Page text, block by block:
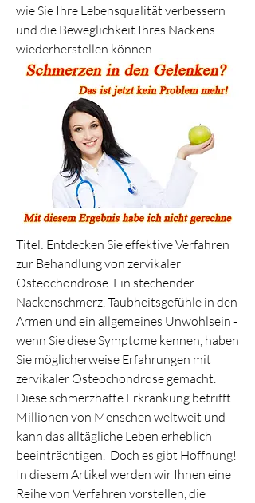
wie Sie Ihre Lebensqualität verbessern
und die Beweglichkeit Ihres Nackens
wiederherstellen können.
Titel: Entdecken Sie effektive Verfahren
zur Behandlung von zervikaler
Osteochondrose  Ein stechender
Nackenschmerz, Taubheitsgefühle in den
Armen und ein allgemeines Unwohlsein -
wenn Sie diese Symptome kennen, haben
Sie möglicherweise Erfahrungen mit
zervikaler Osteochondrose gemacht.
Diese schmerzhafte Erkrankung betrifft
Millionen von Menschen weltweit und
kann das alltägliche Leben erheblich
beeinträchtigen.  Doch es gibt Hoffnung!
In diesem Artikel werden wir Ihnen eine
Reihe von Verfahren vorstellen, die